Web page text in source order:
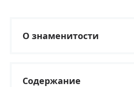
О знаменитости
Содержание